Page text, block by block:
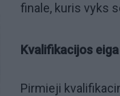
finale, kuris vyks
Kvalifikacijos eiga
Pirmieji